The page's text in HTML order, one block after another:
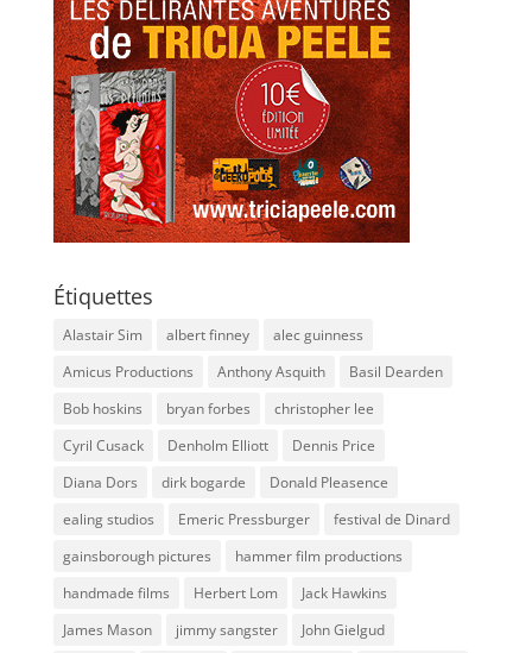
Étiquettes
Alastair Sim albert finney
alec guinness
Amicus Productions
Anthony Asquith
Basil Dearden
Bob hoskins
bryan forbes
christopher lee
Cyril Cusack
Denholm Elliott
Dennis Price
Diana Dors
dirk bogarde
Donald Pleasence
ealing studios
Emeric Pressburger
festival de Dinard
gainsborough pictures
hammer film productions
handmade films
Herbert Lom
Jack Hawkins
James Mason
jimmy sangster
John Gielgud